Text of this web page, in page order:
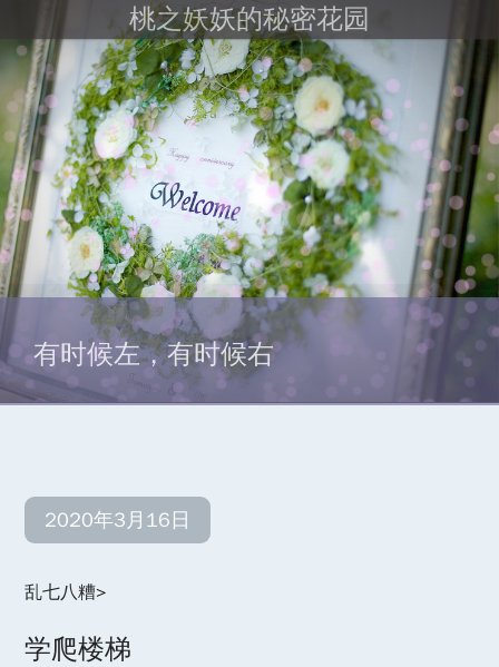
桃之妖妖的秘密花园
有时候左，有时候右
2020年3月16日
乱七八糟>
学爬楼梯